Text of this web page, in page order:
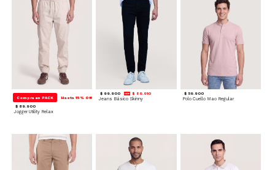
Compra en PACK Hasta 15% Off
$ 89.900
Jogger Utility Relax
$ 99.900 $ 89.910
Jeans Básico Skinny
$ 59.900
Polo Cuello Mao Regular